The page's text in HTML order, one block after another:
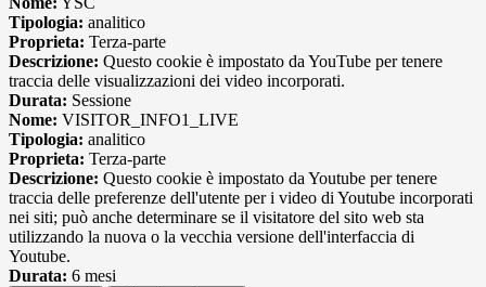
Tipologia: analitico
Proprieta: Terza-parte
Descrizione: Questo cookie è impostato da YouTube per tenere
traccia delle visualizzazioni dei video incorporati.
Durata: Sessione
Nome: VISITOR_INFO1_LIVE
Tipologia: analitico
Proprieta: Terza-parte
Descrizione: Questo cookie è impostato da Youtube per tenere
traccia delle preferenze dell'utente per i video di Youtube incorporati
nei siti; può anche determinare se il visitatore del sito web sta
utilizzando la nuova o la vecchia versione dell'interfaccia di
Youtube.
Durata: 6 mesi